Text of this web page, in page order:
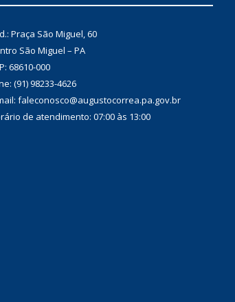
Praça São Miguel, 60
São Miguel – PA
68610-000
(91) 98233-4626
faleconosco@augustocorrea.pa.gov.br
de atendimento: 07:00 às 13:00